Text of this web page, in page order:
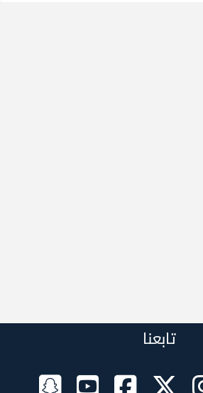
تابعنا